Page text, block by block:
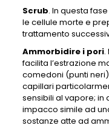
Scrub. In questa
le cellule morte e
trattamento
Ammorbidire i pori.
facilita l’estrazione
comedoni (punti
capillari
sensibili al vapore; in
impacco simile ad
sostanze atte ad